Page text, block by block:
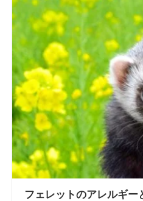
フェレットのアレルギー